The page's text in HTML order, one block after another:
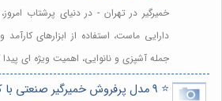
خمیرگیر در تهران - در دنیای پرشتاب
دارایی ماست، استفاده از ابزارهای
جمله آشپزی و نانوایی، اهمیت ویژه ای
⭐️ 9 مدل پرفروش خمیرگیر صنعتی